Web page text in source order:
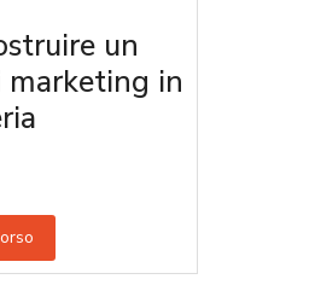
un
marketing in